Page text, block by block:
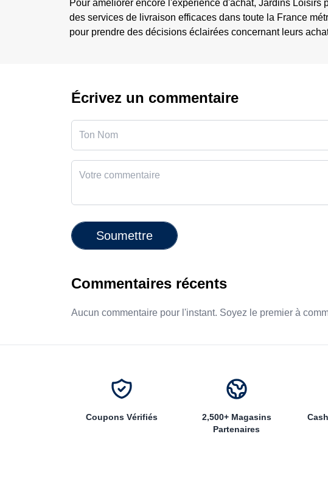
Pour améliorer encore l'expérience d'achat, Jardins
des services de livraison efficaces dans toute la France
pour prendre des décisions éclairées concernant leurs
Écrivez un commentaire
Soumettre
Commentaires récents
Aucun commentaire pour l'instant. Soyez le premier à
Coupons Vérifiés
2,500+ Magasins
Partenaires